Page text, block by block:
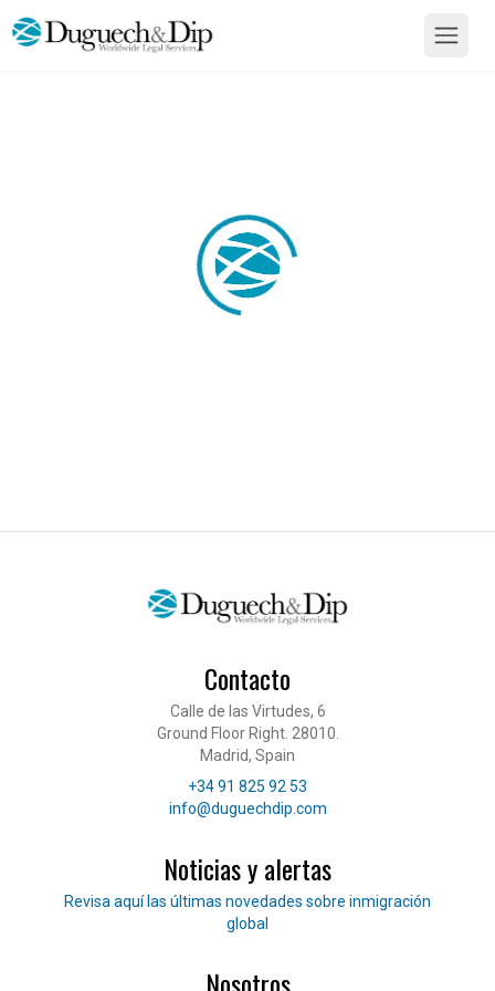
Contacto
Calle de las Virtudes, 6
Ground Floor Right. 28010.
Madrid, Spain
Teléfono
+34 91 825 92 53
Correo electrónico
info@duguechdip.com
Noticias y alertas
Lee nuestras noticias
Revisa aquí las últimas novedades sobre inmigración
global